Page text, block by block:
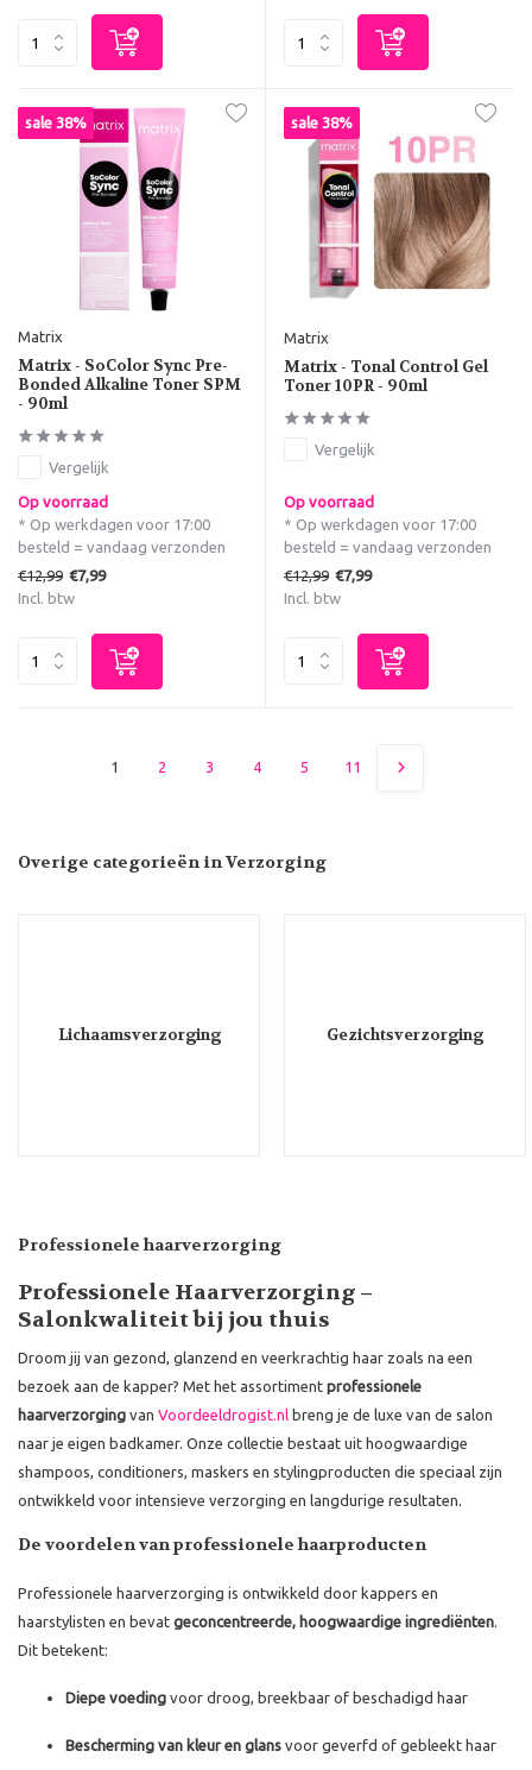
sale 38%
Matrix
Matrix - SoColor Sync Pre-
Bonded Alkaline Toner SPM
- 90ml
Vergelijk
Op voorraad
* Op werkdagen voor 17:00
besteld = vandaag verzonden
€12,99 €7,99
Incl. btw
sale 38%
Matrix
Matrix - Tonal Control Gel
Toner 10PR - 90ml
Vergelijk
Op voorraad
* Op werkdagen voor 17:00
besteld = vandaag verzonden
€12,99 €7,99
Incl. btw
1 2 3 4 5 11
Overige categorieën in Verzorging
Lichaamsverzorging Gezichtsverzorging
Professionele haarverzorging
Professionele Haarverzorging –
Salonkwaliteit bij jou thuis
Droom jij van gezond, glanzend en veerkrachtig haar zoals na een
bezoek aan de kapper? Met het assortiment professionele
haarverzorging van Voordeeldrogist.nl breng je de luxe van de salon
naar je eigen badkamer. Onze collectie bestaat uit hoogwaardige
shampoos, conditioners, maskers en stylingproducten die speciaal zijn
ontwikkeld voor intensieve verzorging en langdurige resultaten.
De voordelen van professionele haarproducten
Professionele haarverzorging is ontwikkeld door kappers en
haarstylisten en bevat geconcentreerde, hoogwaardige ingrediënten
Dit betekent:
Diepe voeding voor droog, breekbaar of beschadigd haar
Bescherming van kleur en glans voor geverfd of gebleekt haar